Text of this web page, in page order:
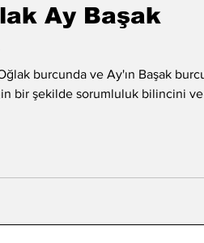
Ay Başak
Ay'ın Başak burcunda
bir şekilde sorumluluk bilincini ve